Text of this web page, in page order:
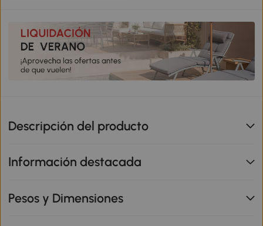
Descripción del producto
Información destacada
Pesos y Dimensiones